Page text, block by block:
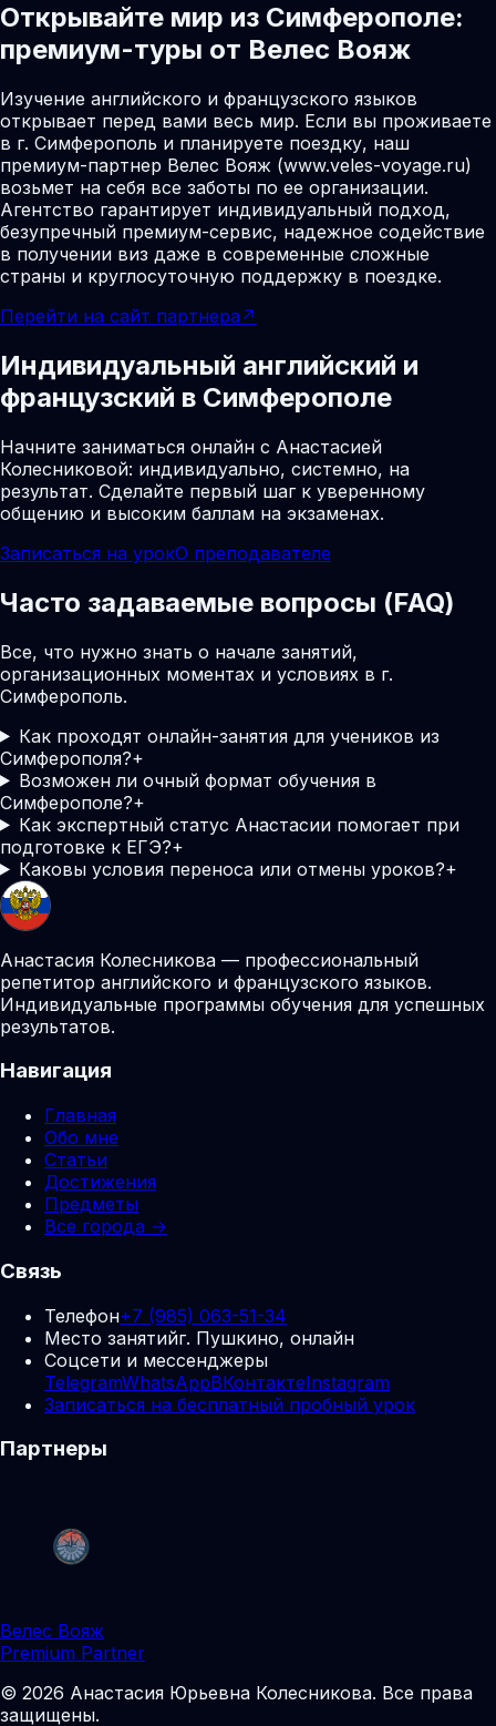
Открывайте мир из Симферополе:
премиум-туры от Велес Вояж
Изучение английского и французского языков
открывает перед вами весь мир. Если вы проживаете
в г. Симферополь и планируете поездку, наш
премиум-партнер Велес Вояж (www.veles-voyage.ru)
возьмет на себя все заботы по ее организации.
Агентство гарантирует индивидуальный подход,
безупречный премиум-сервис, надежное содействие
в получении виз даже в современные сложные
страны и круглосуточную поддержку в поездке.
Перейти на сайт партнера ↗
Индивидуальный английский и
французский в Симферополе
Начните заниматься онлайн с Анастасией
Колесниковой: индивидуально, системно, на
результат. Сделайте первый шаг к уверенному
общению и высоким баллам на экзаменах.
Записаться на урокО преподавателе
Часто задаваемые вопросы (FAQ)
Все, что нужно знать о начале занятий,
организационных моментах и условиях в г.
Симферополь.
Как проходят онлайн-занятия для учеников из
Симферополя?+
Возможен ли очный формат обучения в
Симферополе?+
Как экспертный статус Анастасии помогает при
подготовке к ЕГЭ?+
Каковы условия переноса или отмены уроков?+
Анастасия Колесникова — профессиональный
репетитор английского и французского языков.
Индивидуальные программы обучения для успешных
результатов.
Навигация
Главная
Обо мне
Статьи
Достижения
Предметы
Все города →
Связь
Телефон+7 (985) 063-51-34
Место занятийг. Пушкино, онлайн
Соцсети и мессенджеры
TelegramWhatsAppВКонтактеInstagram
Записаться на бесплатный пробный урок
Партнеры
Велес Вояж
Premium Partner
© 2026 Анастасия Юрьевна Колесникова. Все права
защищены.